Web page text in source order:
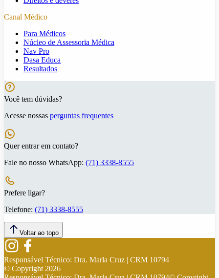
Canal Médico
Para Médicos
Núcleo de Assessoria Médica
Nav Pro
Dasa Educa
Resultados
Você tem dúvidas?
Acesse nossas perguntas frequentes
Quer entrar em contato?
Fale no nosso WhatsApp: (71) 3338-8555
Prefere ligar?
Telefone: (71) 3338-8555
Voltar ao topo
Responsável Técnico: Dra. Marla Cruz | CRM 10794
© Copyright 2026